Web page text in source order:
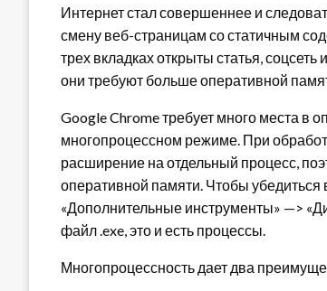
Интернет стал совершеннее и
смену веб-страницам со статичным
трех вкладках открыты статья,
они требуют больше оперативной
Google Chrome требует много места в
многопроцессном режиме. При
расширение на отдельный процесс,
оперативной памяти. Чтобы убедиться
«Дополнительные инструменты» —>
файл .exe, это и есть процессы.
Многопроцессность дает два